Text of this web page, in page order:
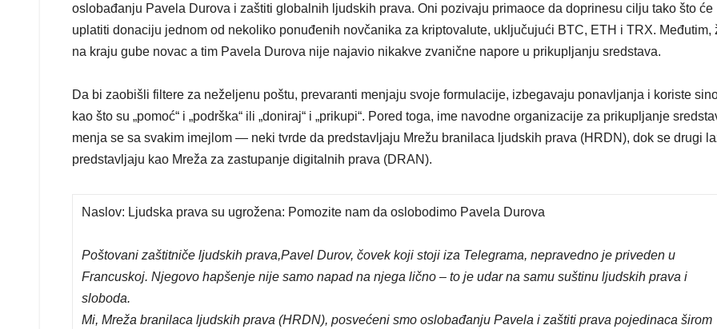
oslobađanju Pavela Durova i zaštiti globalnih ljudskih prava. Oni pozivaju primaoce da doprinesu cilju tako što će
uplatiti donaciju jednom od nekoliko ponuđenih novčanika za kriptovalute, uključujući BTC, ETH i TRX. Međutim,
na kraju gube novac a tim Pavela Durova nije najavio nikakve zvanične napore u prikupljanju sredstava.
Da bi zaobišli filtere za neželjenu poštu, prevaranti menjaju svoje formulacije, izbegavaju ponavljanja i koriste
kao što su „pomoć“ i „podrška“ ili „doniraj“ i „prikupi“. Pored toga, ime navodne organizacije za prikupljanje
menja se sa svakim imejlom — neki tvrde da predstavljaju Mrežu branilaca ljudskih prava (HRDN), dok se drugi
predstavljaju kao Mreža za zastupanje digitalnih prava (DRAN).
Naslov: Ljudska prava su ugrožena: Pomozite nam da oslobodimo Pavela Durova
Poštovani zaštitniče ljudskih prava,Pavel Durov, čovek koji stojiiza Telegrama, nepravedno je priveden u
Francuskoj. Njegovo hapšenje nije samo napad na njega lično – to je udar na samu suštinu ljudskih prava i
sloboda.
Mi, Mreža branilaca ljudskih prava (HRDN), posvećeni smo oslobađanju Pavela i zaštiti prava pojedinaca širom